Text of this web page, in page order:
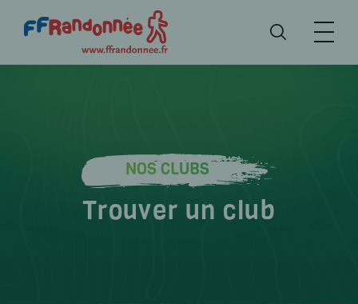
NOS CLUBS
Trouver un club